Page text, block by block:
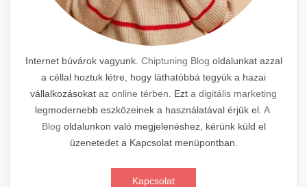
Internet búvárok vagyunk. Chiptuning Blog oldalunkat azzal
a céllal hoztuk létre, hogy láthatóbbá tegyük a hazai
vállalkozásokat az online térben . Ezt a digitális marketing
legmodernebb eszközeinek a használatával érjük el. A
Blog oldalunkon való megjelenéshez, kérünk küld el
üzenetedet a Kapcsolat menüpontban.
Kapcsolat